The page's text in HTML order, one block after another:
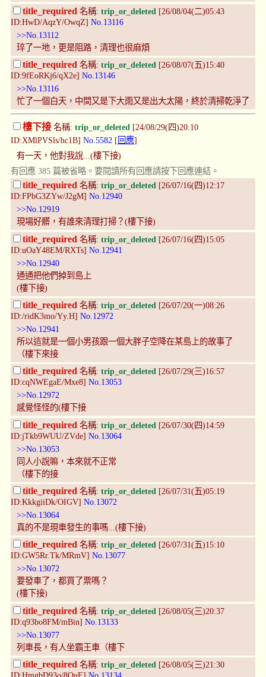
title_required 名稱: trip_or_deleted [26/08/04(二)05:43
ID:HwD/AqzY/OwqZ] No.13116
>>No.13112
琗了一地，更是阻路，清理也很麻煩
title_required 名稱: trip_or_deleted [26/08/07(五)15:40
ID:9fEoRKj6/qX2e] No.13146
>>No.13116
忙了一個白天，中間又是下大雨又是出大太陽，終於清掃乾淨了
樓下接名稱: trip_or_deleted [24/08/29(四)20:10
ID:XMlPVSls/hc1B] No.5582 [ 回應]
有一天，他對我說...(樓下接)
有回應 385 篇被省略。要閱讀所有回應請按下回應連結。
title_required 名稱: trip_or_deleted [26/07/16(四)12:17
ID:FPbG3ZYw/J2gM] No.12940
>>No.12919
現場好髒，有誰來清理打掃？(樓下接)
title_required 名稱: trip_or_deleted [26/07/16(四)15:05
ID:uOaY48EM/RXTs] No.12941
>>No.12940
通通把他們掉到島上
(樓下接)
title_required 名稱: trip_or_deleted [26/07/20(一)08:26
ID:/ridK3mo/Yy.H] No.12972
>>No.12941
所以這就是一個小男孩跟一個大胖子空降在某島上的故事了
（樓下來接
title_required 名稱: trip_or_deleted [26/07/29(三)16:57
ID:cqNWEgaE/Mxe8] No.13053
>>No.12972
感覺怪怪的(樓下接
title_required 名稱: trip_or_deleted [26/07/30(四)14:59
ID:jTkb9WUU/ZVde] No.13064
>>No.13053
同人小說嘛，本來就不正常
（樓下的接
title_required 名稱: trip_or_deleted [26/07/31(五)05:19
ID:KkkgiiDk/OIGV] No.13072
>>No.13064
真的不是現車發生的事嗎...(樓下接)
title_required 名稱: trip_or_deleted [26/07/31(五)15:10
ID:GW5Rr.Tk/MRmV] No.13077
>>No.13072
要發車了，都買了票嗎？
(樓下接)
title_required 名稱: trip_or_deleted [26/08/05(三)20:37
ID:q93bo8FM/mBin] No.13133
>>No.13077
列車長，有人坐霸王車（樓下
title_required 名稱: trip_or_deleted [26/08/05(三)21:30